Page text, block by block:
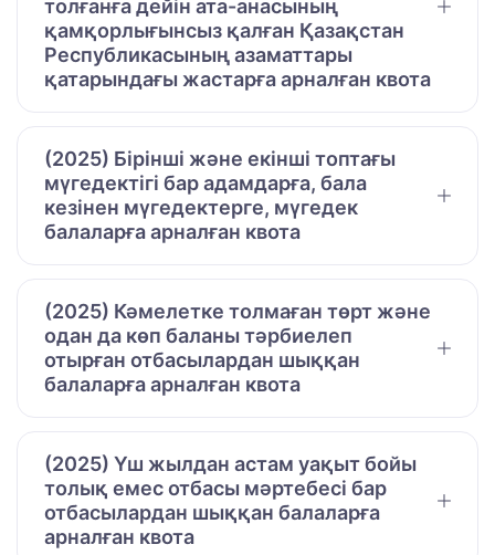
толғанға дейін ата-анасының
қамқорлығынсыз қалған Қазақстан
Республикасының азаматтары
қатарындағы жастарға арналған квота
(2025) Бірінші және екінші топтағы
мүгедектігі бар адамдарға, бала
кезінен мүгедектерге, мүгедек
балаларға арналған квота
(2025) Кәмелетке толмаған төрт және
одан да көп баланы тәрбиелеп
отырған отбасылардан шыққан
балаларға арналған квота
(2025) Үш жылдан астам уақыт бойы
толық емес отбасы мәртебесі бар
отбасылардан шыққан балаларға
арналған квота